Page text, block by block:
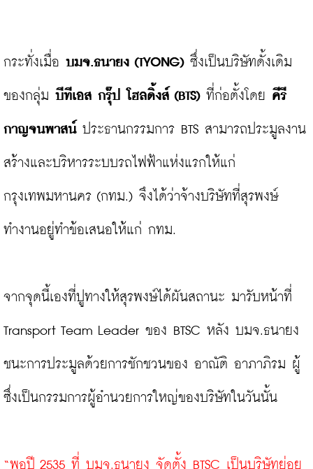
กระทั่งเมื่อ บมจ.ธนายง (TYONG) ซึ่งเป็นบริษัทดั้งเดิม
ของกลุ่ม บีทีเอส กรุ๊ป โฮลดิ้งส์ (BTS) ที่ก่อตั้งโดย คีรี
กาญจนพาสน์ ประธานกรรมการ BTS สามารถประมูลงาน
สร้างและบริหารระบบรถไฟฟ้าแห่งแรกให้แก่
กรุงเทพมหานคร (กทม.) จึงได้ว่าจ้างบริษัทที่สุรพงษ์
ทำงานอยู่ทำข้อเสนอให้แก่ กทม.
จากจุดนี้เองที่ปูทางให้สุรพงษ์ได้ผันสถานะ มารับหน้าที่
Transport Team Leader ของ BTSC หลัง บมจ.ธนายง
ชนะการประมูลด้วยการชักชวนของ อาณัติ อาภาภิรม ผู้
ซึ่งเป็นกรรมการผู้อำนวยการใหญ่ของบริษัทในวันนั้น
“พอปี 2535 ที่ บมจ.ธนายง จัดตั้ง BTSC เป็นบริษัทย่อย